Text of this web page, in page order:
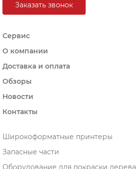
Заказать звонок
Сервис
О компании
Доставка и оплата
Обзоры
Новости
Контакты
Широкоформатные принтеры
Запасные части
Оборудование для покраски дерева